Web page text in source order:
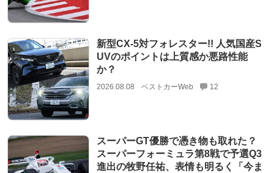
新型CX-5対フォレスター!! 人気国産S
UVのポイントは上質感か悪路性能
か？
2026.08.08 ベストカーWeb 12
スーパーGT優勝で憑き物も取れた？
スーパーフォーミュラ第8戦で予選Q3
進出の牧野任祐、表情も明るく「今ま